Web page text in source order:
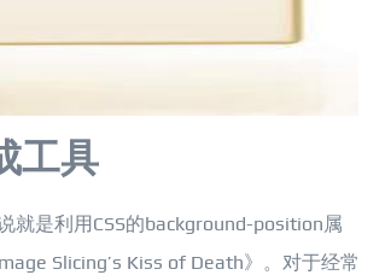
工具
就是利用CSS的background-position属
Slicing’s Kiss of Death》。对于经常